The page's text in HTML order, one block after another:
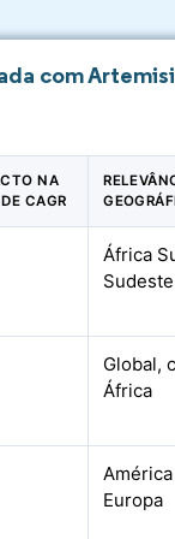
com
NA
CAGR
África
Global,
África
Europa